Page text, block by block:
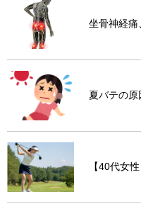
坐骨神経痛
夏バテの原
【40代女